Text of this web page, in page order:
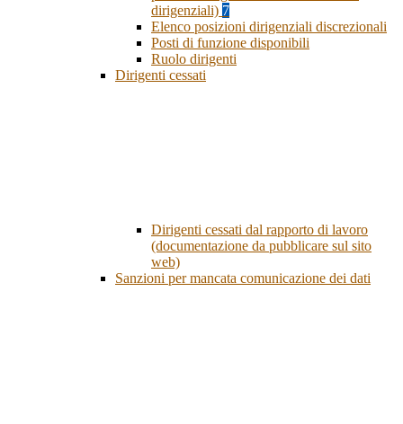
dirigenziali) 7
Elenco posizioni dirigenziali discrezionali
Posti di funzione disponibili
Ruolo dirigenti
Dirigenti cessati
Dirigenti cessati dal rapporto di lavoro
(documentazione da pubblicare sul sito
web)
Sanzioni per mancata comunicazione dei dati